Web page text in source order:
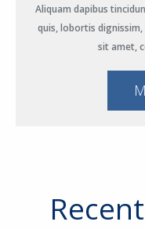
Aliquam dapibus
quis, lobortis
sit amet,